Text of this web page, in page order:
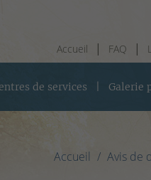
Accueil FAQ
de services Galerie
Accueil Avis de